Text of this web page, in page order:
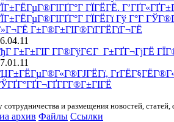
ГЇГЁГЁ.
ГЇГЁГї Гў Г°Г
Г±Г®Г±ГІГ®ГїГ­ГЁГїГ¬ГЁ
Г±Г±ГІГ Г­Г®ГўГЄГ Г±ГҐГ¬ГјГЁ
сотрудничества и размещения новостей,
архив Файлы Ссылки